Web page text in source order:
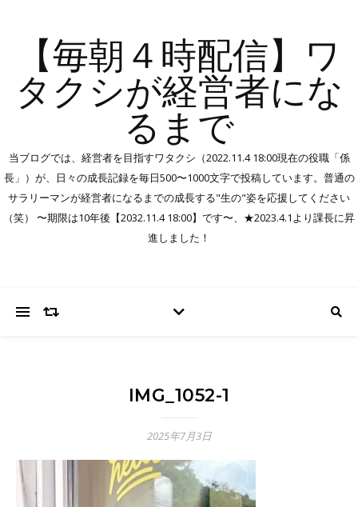
【毎朝４時配信】ワ
タクシが経営者にな
るまで
当ブログでは、経営者を目指すワタクシ（2022.11.4 18:00現在の役職「係
長」）が、日々の成長記録を毎日500〜1000文字で投稿しています。普通の
サラリーマンが経営者になるまでの成長する"生の"姿を応援してください
（笑） 〜期限は10年後【2032.11.4 18:00】です〜、★2023.4.1より課長に昇
進しました！
IMG_1052-1
2025年7月3日